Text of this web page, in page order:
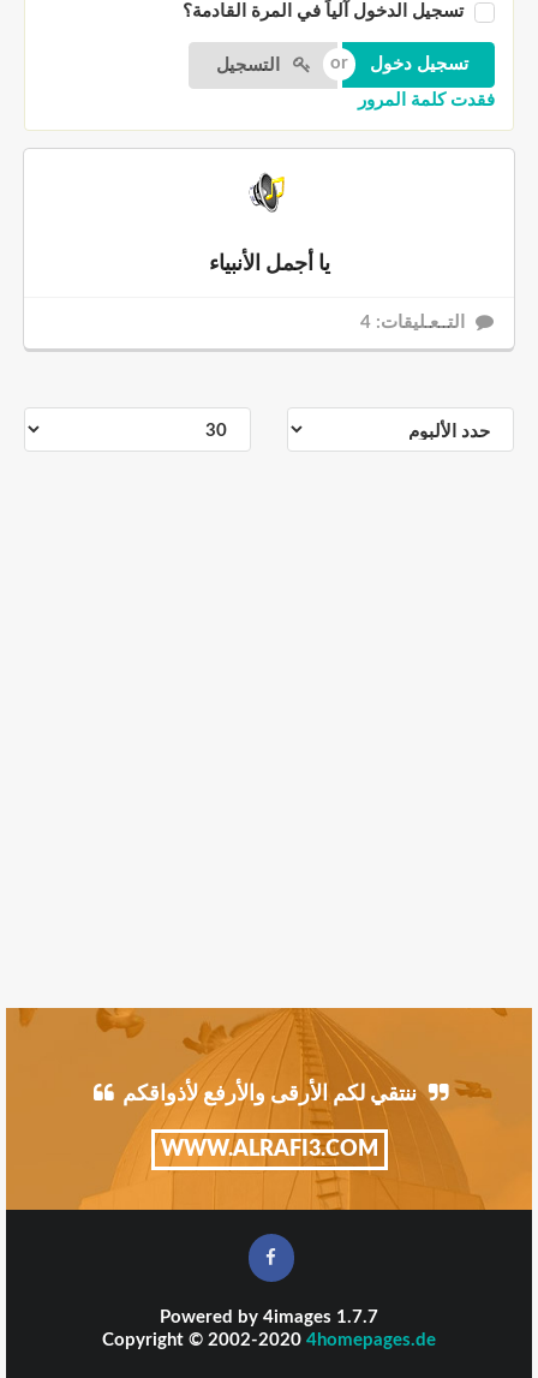
تسجيل الدخول آلياً في المرة القادمة؟
التسجيل
فقدت كلمة المرور
يا أجمل الأنبياء
التــعـليقات: 4
ننتقي لكم الأرقى والأرفع لأذواقكم
WWW.ALRAFI3.COM
Powered by 4images 1.7.7
Copyright © 2002-2020 4homepages.de